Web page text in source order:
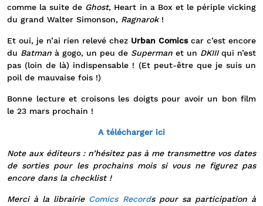
comme la suite de Ghost, Heart in a Box et le périple vicking
du grand Walter Simonson, Ragnarok!
Et oui, je n’ai rien relevé chez Urban Comicscar c’est encore
du Batman à gogo, un peu de Superman et un DKIIIqui n’est
pas (loin de là) indispensable ! (Et peut-être que je suis un
poil de mauvaise fois !)
Bonne lecture et croisons les doigts pour avoir un bon film
le 23 mars prochain !
A télécharger ici
Note aux éditeurs : n’hésitez pas à me transmettre vos dates
de sorties pour les prochains mois si vous ne figurez pas
encore dans la checklist !
Merci à la librairie Comics Records pour sa participation à